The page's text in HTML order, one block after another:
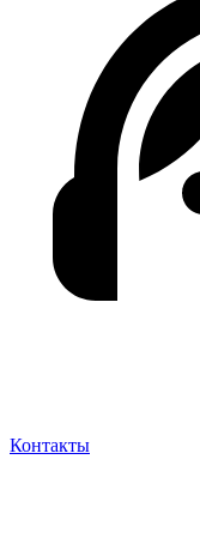
Контакты